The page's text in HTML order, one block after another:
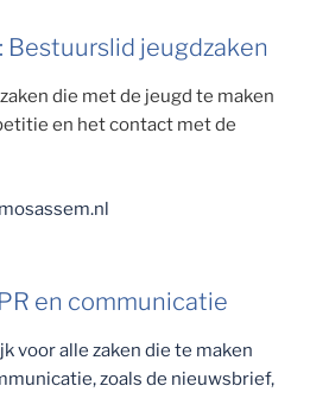
: Bestuurslid jeugdzaken
die met de jeugd te maken
en het contact met de
en communicatie
voor alle zaken die te maken
zoals de nieuwsbrief,